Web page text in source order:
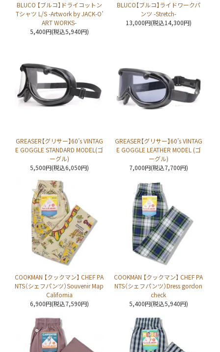
BLUCO 【ブルコ】ドライコットン
Tシャツ L/S -Artwork by JACK-O’
ART WORKS-
5,400円(税込5,940円)
BLUCO【ブルコ】ライドワークパ
ンツ -Stretch-
13,000円(税込14,300円)
GREASER【グリサー】60’s VINTAG
E GOGGLE STANDARD MODEL(ゴ
ーグル)
5,500円(税込6,050円)
GREASER【グリサー】60’s VINTAG
E GOGGLE LEATHER MODEL (ゴ
ーグル)
7,000円(税込7,700円)
COOKMAN 【クックマン】 CHEF PA
NTS（シェフパンツ）Souvenir Map
California
6,900円(税込7,590円)
COOKMAN 【クックマン】 CHEF PA
NTS（シェフパンツ）Dress gordon
check
5,400円(税込5,940円)